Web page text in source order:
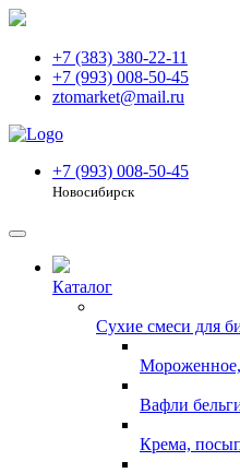
+7 (383) 380-22-11
+7 (993) 008-50-45
ztomarket@mail.ru
+7 (993) 008-50-45
Новосибирск
Каталог
Сухие смеси для
Вафли
Крема,